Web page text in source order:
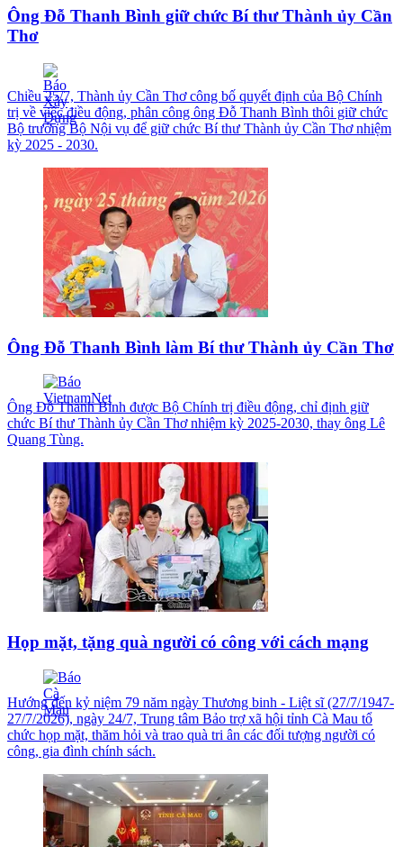
Ông Đỗ Thanh Bình giữ chức Bí thư Thành ủy Cần
Thơ
Chiều 25/7, Thành ủy Cần Thơ công bố quyết định của Bộ Chính
trị về việc điều động, phân công ông Đỗ Thanh Bình thôi giữ chức
Bộ trưởng Bộ Nội vụ để giữ chức Bí thư Thành ủy Cần Thơ nhiệm
kỳ 2025 - 2030.
Ông Đỗ Thanh Bình làm Bí thư Thành ủy Cần Thơ
Ông Đỗ Thanh Bình được Bộ Chính trị điều động, chỉ định giữ
chức Bí thư Thành ủy Cần Thơ nhiệm kỳ 2025-2030, thay ông Lê
Quang Tùng.
Họp mặt, tặng quà người có công với cách mạng
Hướng đến kỷ niệm 79 năm ngày Thương binh - Liệt sĩ (27/7/1947-
27/7/2026), ngày 24/7, Trung tâm Bảo trợ xã hội tỉnh Cà Mau tổ
chức họp mặt, thăm hỏi và trao quà tri ân các đối tượng người có
công, gia đình chính sách.